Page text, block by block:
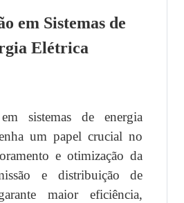
em Sistemas de
Elétrica
sistemas de energia
um papel crucial no
e otimização da
e distribuição de
maior eficiência,